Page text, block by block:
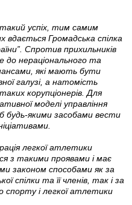
успіх, тим самим
вдається Громадська спілка
Спротив прихильників
до нераціонального та
які мають бути
галузі, а натомість
корупціонерів. Для
моделі управління
будь-якими засобами вести
легкої атлетики
з такими проявами і має
законом способами як за
спілки та її членів, так і за
спорту і легкої атлетики